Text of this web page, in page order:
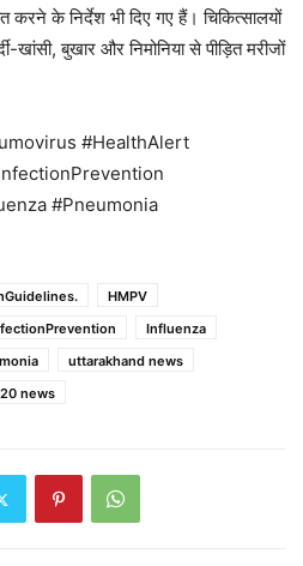
करने के निर्देश भी दिए गए हैं। चिकित्सालयों
खांसी, बुखार और निमोनिया से पीड़ित मरीजों
#HealthAlert
#Pneumonia
HMPV
Influenza
uttarakhand news
news